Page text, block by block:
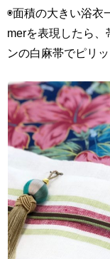
◉面積の大きい浴衣
merを表現したら、
ンの白麻帯でピリ